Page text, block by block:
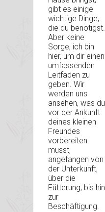
gibt es einige
wichtige Dinge,
die du benötigst.
Aber keine
Sorge, ich bin
hier, um dir einen
umfassenden
Leitfaden zu
geben. Wir
werden uns
ansehen, was du
vor der Ankunft
deines kleinen
Freundes
vorbereiten
musst,
angefangen von
der Unterkunft,
über die
Fütterung, bis hin
zur
Beschäftigung.